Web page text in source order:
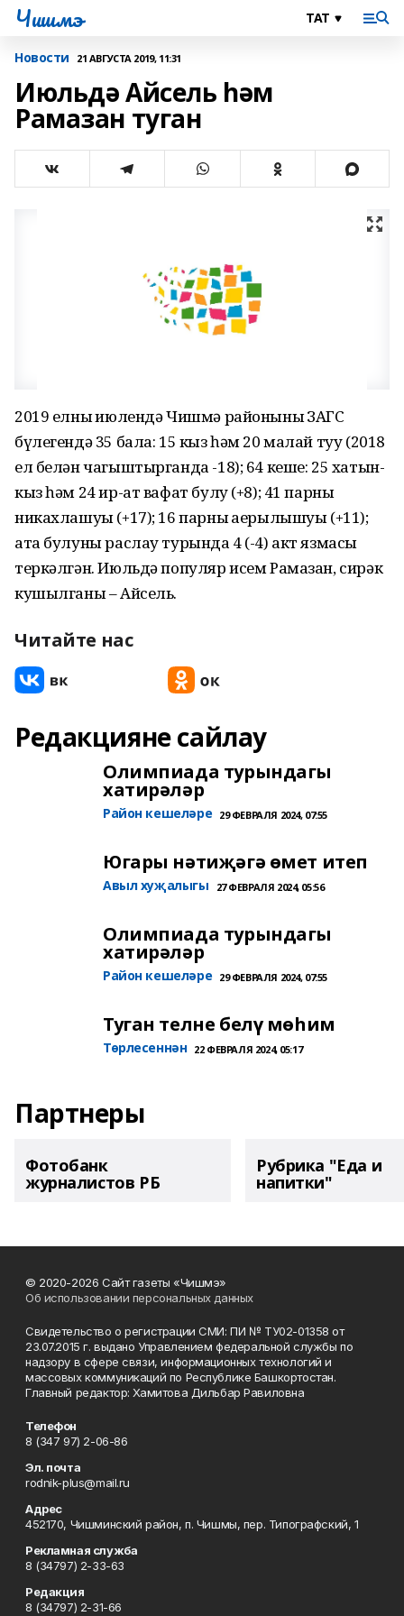
Чишмэ
Новости 21 АВГУСТА 2019, 11:31
Июльдә Айсель һәм
Рамазан туган
2019 елның июлендә Чишмә районының ЗАГС
бүлегендә 35 бала: 15 кыз һәм 20 малай туу (2018
ел белән чагыштырганда -18); 64 кеше: 25 хатын-
кыз һәм 24 ир-ат вафат булу (+8); 41 парның
никахлашуы (+17); 16 парның аерылышуы (+11);
ата булуны раслау турында 4 (-4) акт язмасы
теркәлгән. Июльдә популяр исем Рамазан, сирәк
кушылганы – Айсель.
Читайте нас
Редакцияне сайлау
Олимпиада турындагы
хатирәләр
Район кешеләре 29 ФЕВРАЛЯ 2024, 07:55
Югары нәтиҗәгә өмет итеп
Авыл хуҗалыгы 27 ФЕВРАЛЯ 2024, 05:56
Олимпиада турындагы
хатирәләр
Район кешеләре 29 ФЕВРАЛЯ 2024, 07:55
Туган телне белү мөһим
Төрлесеннән 22 ФЕВРАЛЯ 2024, 05:17
Партнеры
Фотобанк
журналистов РБ
Рубрика "Еда и
напитки"
© 2020-2026 Сайт газеты «Чишмэ»
Об использовании персональных данных
Свидетельство о регистрации СМИ: ПИ № ТУ02-01358 от
23.07.2015 г. выдано Управлением федеральной службы по
надзору в сфере связи, информационных технологий и
массовых коммуникаций по Республике Башкортостан.
Главный редактор: Хамитова Дильбар Равиловна
Телефон
8 (347 97) 2-06-86
Эл. почта
rodnik-plus@mail.ru
Адрес
452170, Чишминский район, п. Чишмы, пер. Типографский, 1
Рекламная служба
8 (34797) 2-33-63
Редакция
8 (34797) 2-31-66